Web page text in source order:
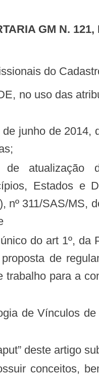
GM N.
do
Estados e
nº 311/SAS/MS,
de
para a
deste artigo
conceitos,